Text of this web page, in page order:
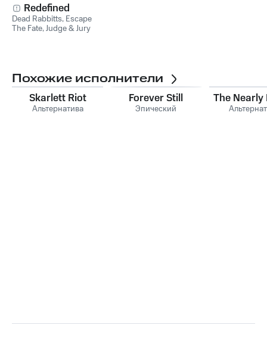
Redefined
Dead Rabbitts, Escape
The Fate,Judge & Jury
Похожие исполнители
Skarlett Riot
Альтернатива
Forever Still
Эпический
The Nearly